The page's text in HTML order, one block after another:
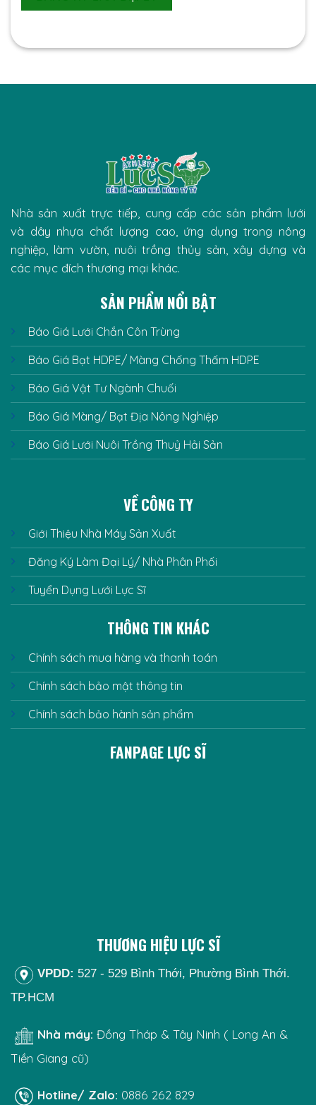
Nhà sản xuất trực tiếp, cung cấp các sản phẩm lưới
và dây nhựa chất lượng cao, ứng dụng trong nông
nghiệp, làm vườn, nuôi trồng thủy sản, xây dựng và
các mục đích thương mại khác.
SẢN PHẨM NỔI BẬT
Báo Giá Lưới Chắn Côn Trùng
Báo Giá Bạt HDPE/ Màng Chống Thấm HDPE
Báo Giá Vật Tư Ngành Chuối
Báo Giá Màng/ Bạt Địa Nông Nghiệp
Báo Giá Lưới Nuôi Trồng Thuỷ Hải Sản
VỀ CÔNG TY
Giới Thiệu Nhà Máy Sản Xuất
Đăng Ký Làm Đại Lý/ Nhà Phân Phối
Tuyển Dụng Lưới Lực Sĩ
THÔNG TIN KHÁC
Chính sách mua hàng và thanh toán
Chính sách bảo mật thông tin
Chính sách bảo hành sản phẩm
FANPAGE LỰC SĨ
THƯƠNG HIỆU LỰC SĨ
VPDD: 527 - 529 Bình Thới, Phường Bình Thới.
TP.HCM
Nhà máy: Đồng Tháp & Tây Ninh ( Long An &
Tiền Giang cũ)
Hotline/ Zalo: 0886 262 829